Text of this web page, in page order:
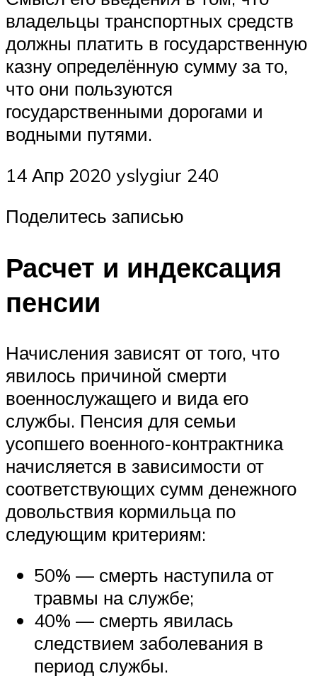
владельцы транспортных средств
должны платить в государственную
казну определённую сумму за то,
что они пользуются
государственными дорогами и
водными путями.
14 Апр 2020 yslygiur 240
Поделитесь записью
Расчет и индексация
пенсии
Начисления зависят от того, что
явилось причиной смерти
военнослужащего и вида его
службы. Пенсия для семьи
усопшего военного-контрактника
начисляется в зависимости от
соответствующих сумм денежного
довольствия кормильца по
следующим критериям:
50% — смерть наступила от
травмы на службе;
40% — смерть явилась
следствием заболевания в
период службы.